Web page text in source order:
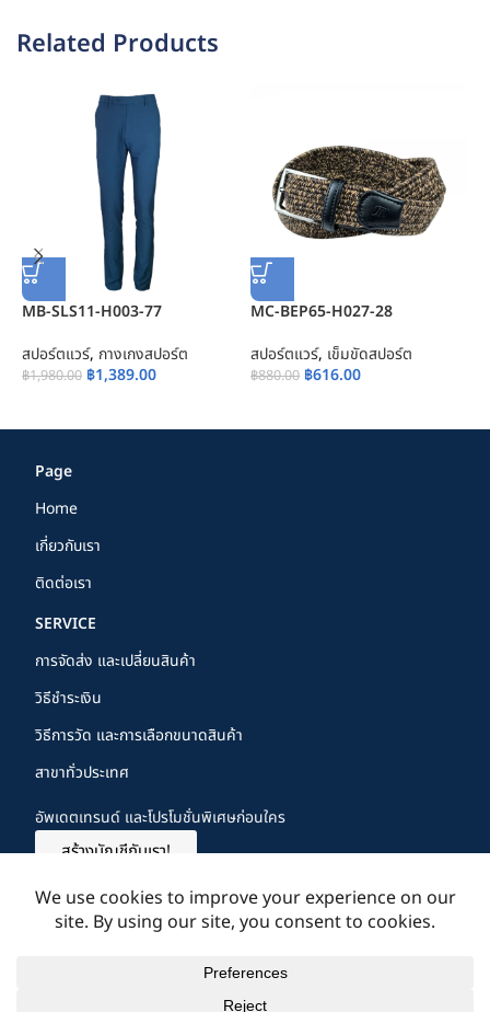
การรักษาสี:
หลีกเลี่ยงการแขวนเข็มขัดถักในที่ที่มีแสงแดดโดยตรง เพราะอาจทำให้สีของ
หากมีการติดสกปรกหรือคราบสีบนเข็มขัดถัก ควรทำการล้างด้วยน้ำอุ่นและ
สบู่อ่อนๆ หรือใช้ผ้าชุบน้ำยาล้างจานอ่อนๆ เพื่อล้างสกปรกออก
Related Products
MB-SLS11-H003-77
สปอร์ตแวร์, กางเกงสปอร์ต
฿1,980.00 ฿1,389.00
MC-BEP65-H027-28
สปอร์ตแวร์, เข็มขัดสปอร์ต
฿880.00 ฿616.00
Page
Home
เกี่ยวกับเรา
ติดต่อเรา
SERVICE
การจัดส่ง และเปลี่ยนสินค้า
วิธีชำระเงิน
วิธีการวัด และการเลือกขนาดสินค้า
สาขาทั่วประเทศ
อัพเดตเทรนด์ และโปรโมชั่นพิเศษก่อนใคร
สร้างบัญชีกับเรา!